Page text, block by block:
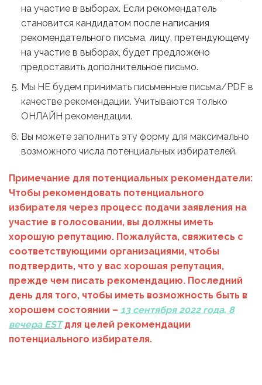
на участие в выборах. Если рекомендатель
становится кандидатом после написания
рекомендательного письма, лицу, претендующему
на участие в выборах, будет предложено
предоставить дополнительное письмо.
Мы НЕ будем принимать письменные письма/PDF в
качестве рекомендации. Учитываются только
ОНЛАЙН рекомендации.
Вы можете заполнить эту форму для максимально
возможного числа потенциальных избирателей.
Примечание для потенциальных рекомендатели:
Чтобы рекомендовать потенциального
избирателя через процесс подачи заявления на
участие в голосовании, вы должны иметь
хорошую репутацию. Пожалуйста, свяжитесь с
соответствующими организациями, чтобы
подтвердить, что у вас хорошая репутация,
прежде чем писать рекомендацию. Последний
день для того, чтобы иметь возможность быть в
хорошем состоянии – 13 сентября 2022 года, 8
вечера ESTдля целей рекомендации
потенциального избирателя.